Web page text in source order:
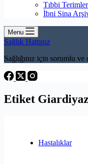
Tıbbi Terimler
İbni Sina
Menu
Sağlık Hattınız
Sağlığınız için sorumlu
Etiket
Hastalıklar